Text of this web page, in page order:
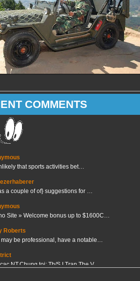
COMMENTS
that sports activities bet…
a couple of of} suggestions for …
Site » Welcome bonus up to $1600C…
Roberts
be professional, have a notable…
NT,Chung toi: Th/S I Tran The V…